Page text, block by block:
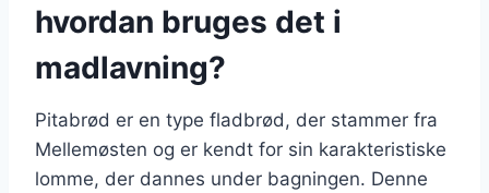
hvordan bruges det i
madlavning?
Pitabrød er en type fladbrød, der stammer fra
Mellemøsten og er kendt for sin karakteristiske
lomme, der dannes under bagningen. Denne